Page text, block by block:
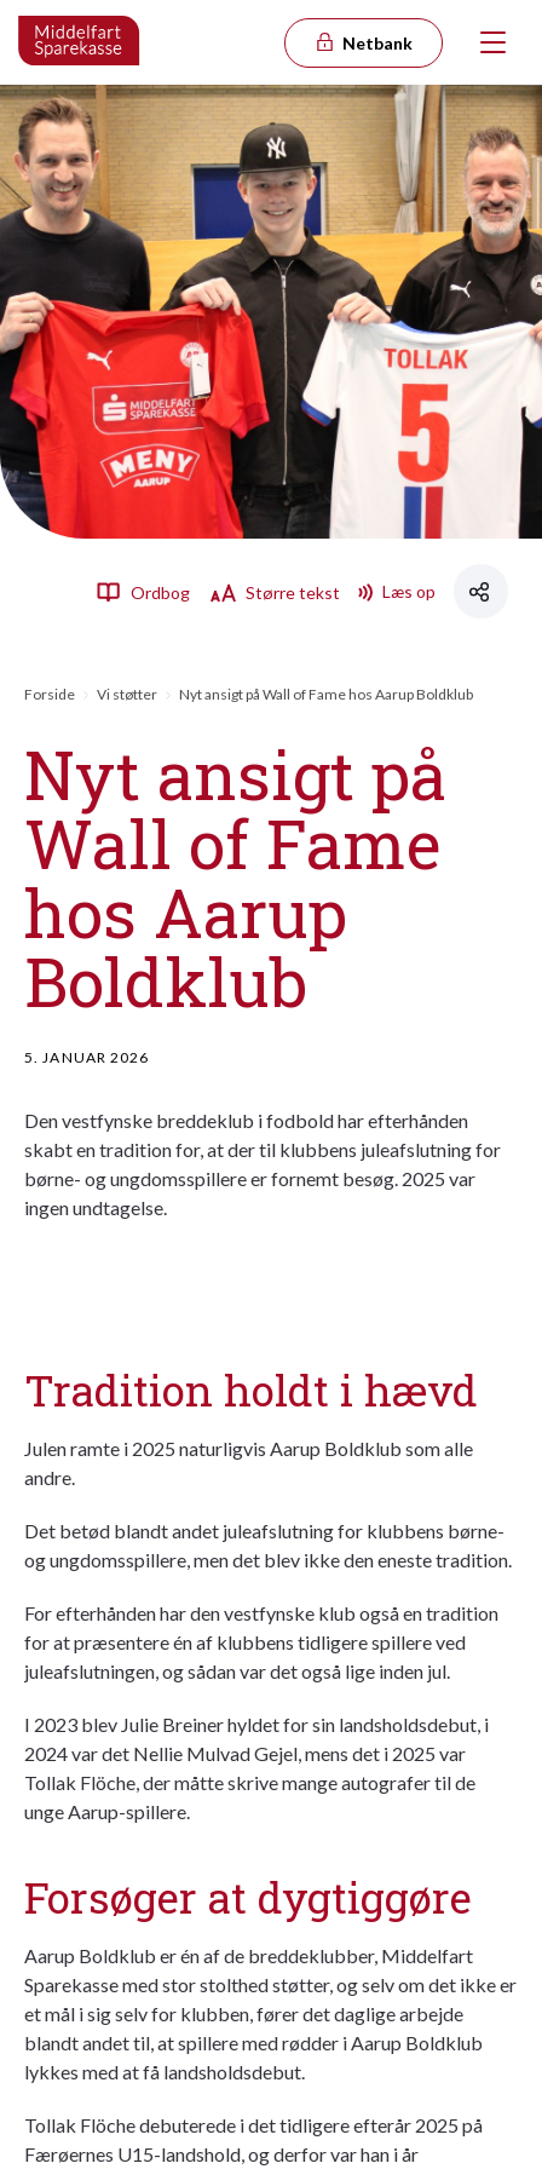
Netbank
Ordbog Større tekst Læs op
Forside Vi støtter Nyt ansigt på Wall of Fame hos Aarup Boldklub
Nyt ansigt på
Wall of Fame
hos Aarup
Boldklub
5. JANUAR 2026
Den vestfynske breddeklub i fodbold har efterhånden
skabt en tradition for, at der til klubbens juleafslutning for
børne- og ungdomsspillere er fornemt besøg. 2025 var
ingen undtagelse.
Tradition holdt i hævd
Julen ramte i 2025 naturligvis Aarup Boldklub som alle
andre.
Det betød blandt andet juleafslutning for klubbens børne-
og ungdomsspillere, men det blev ikke den eneste tradition.
For efterhånden har den vestfynske klub også en tradition
for at præsentere én af klubbens tidligere spillere ved
juleafslutningen, og sådan var det også lige inden jul.
I 2023 blev Julie Breiner hyldet for sin landsholdsdebut, i
2024 var det Nellie Mulvad Gejel, mens det i 2025 var
Tollak Flöche, der måtte skrive mange autografer til de
unge Aarup-spillere.
Forsøger at dygtiggøre
Aarup Boldklub er én af de breddeklubber, Middelfart
Sparekasse med stor stolthed støtter, og selv om det ikke er
et mål i sig selv for klubben, fører det daglige arbejde
blandt andet til, at spillere med rødder i Aarup Boldklub
lykkes med at få landsholdsdebut.
Tollak Flöche debuterede i det tidligere efterår 2025 på
Færøernes U15-landshold, og derfor var han i år